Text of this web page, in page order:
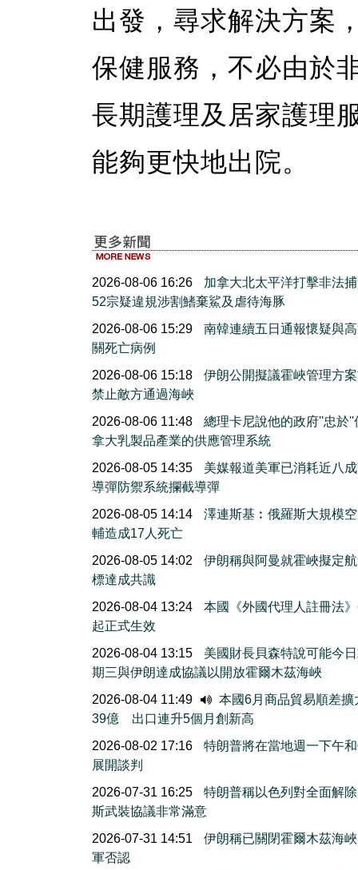
出發，尋求解決方案
保健服務，不必由於
長期護理及居家護理
能夠更快地出院。
2026-08-06 16:26
加拿大北太平洋打擊非法
52宗疑違規涉割鰭棄鯊及虐待海豚
2026-08-06 15:29
南韓連續五日通報懷疑與
關死亡病例
2026-08-06 15:18
伊朗公開擬議霍峽管理方
禁止敵方通過海峽
2026-08-06 11:48
總理卡尼說他的政府''忠於''
拿大乳製品產業的供應管理系統
2026-08-05 14:35
美媒報道美軍已消耗近八
導彈防禦系統攔截導彈
2026-08-05 14:14
澤連斯基︰俄羅斯大規模
輔造成17人死亡
2026-08-05 14:02
伊朗稱與阿曼就霍峽擬定
標達成共識
2026-08-04 13:24
本國《外國代理人註冊法
起正式生效
2026-08-04 13:15
美國財長貝森特說可能今
期三與伊朗達成協議以開放霍爾木茲海峽
2026-08-04 11:49
本國6月商品貿易順差擴
39億 出口連升5個月創新高
2026-08-02 17:16
特朗普將在當地週一下午
展開談判
2026-07-31 16:25
特朗普稱以色列對全面解
斯武裝協議非常滿意
2026-07-31 14:51
伊朗稱已關閉霍爾木茲海
軍否認